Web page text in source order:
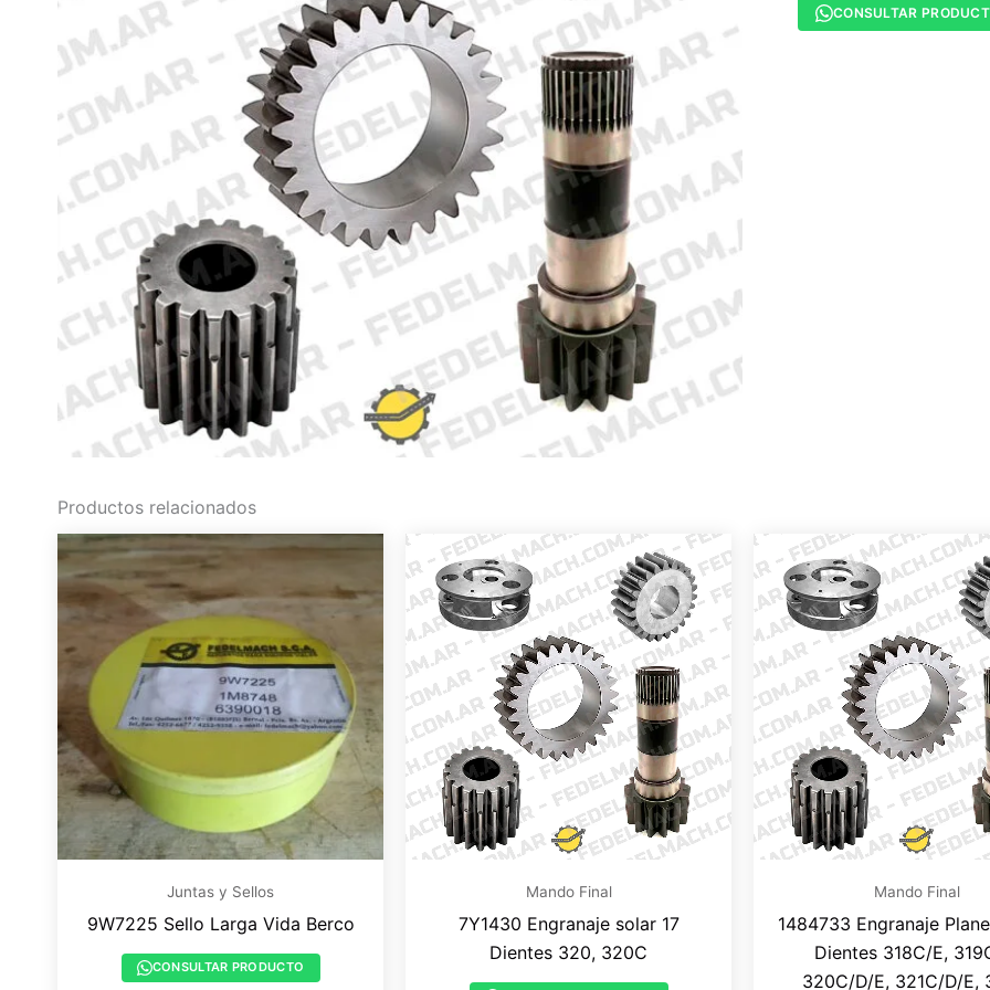
CONSULTAR
Productos relacionados
Juntas y Sellos
9W7225 Sello Larga Vida Berco
CONSULTAR PRODUCTO
Mando Final
7Y1430 Engranaje solar 17
Dientes 320, 320C
Mando Final
1484733 Engranaje
Dientes 318C/E,
320C/D/E, 321C/D/E,